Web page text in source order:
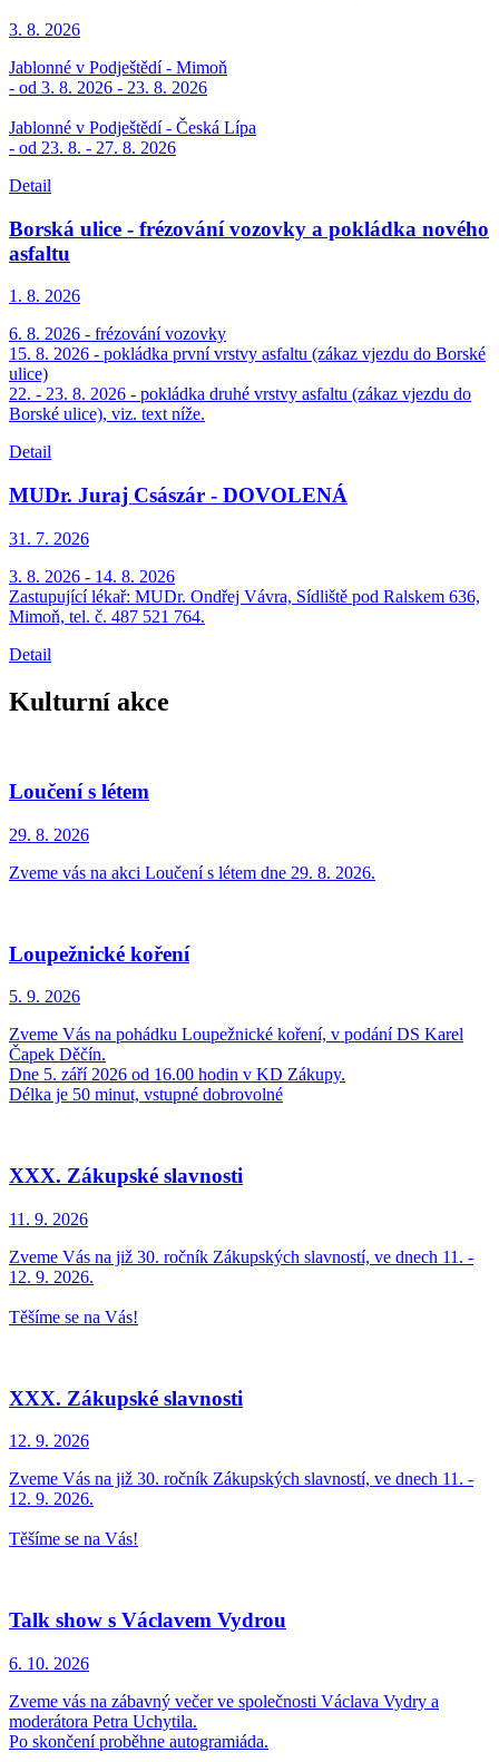
3. 8. 2026
Jablonné v Podještědí - Mimoň
- od 3. 8. 2026 - 23. 8. 2026
Jablonné v Podještědí - Česká Lípa
- od 23. 8. - 27. 8. 2026
Detail
Borská ulice - frézování vozovky a pokládka nového
asfaltu
1. 8. 2026
6. 8. 2026 - frézování vozovky
15. 8. 2026 - pokládka první vrstvy asfaltu (zákaz vjezdu do Borské
ulice)
22. - 23. 8. 2026 - pokládka druhé vrstvy asfaltu (zákaz vjezdu do
Borské ulice), viz. text níže.
Detail
MUDr. Juraj Császár - DOVOLENÁ
31. 7. 2026
3. 8. 2026 - 14. 8. 2026
Zastupující lékař: MUDr. Ondřej Vávra, Sídliště pod Ralskem 636,
Mimoň, tel. č. 487 521 764.
Detail
Kulturní akce
Loučení s létem
29. 8. 2026
Zveme vás na akci Loučení s létem dne 29. 8. 2026.
Loupežnické koření
5. 9. 2026
Zveme Vás na pohádku Loupežnické koření, v podání DS Karel
Čapek Děčín.
Dne 5. září 2026 od 16.00 hodin v KD Zákupy.
Délka je 50 minut, vstupné dobrovolné
XXX. Zákupské slavnosti
11. 9. 2026
Zveme Vás na již 30. ročník Zákupských slavností, ve dnech 11. -
12. 9. 2026.
Těšíme se na Vás!
XXX. Zákupské slavnosti
12. 9. 2026
Zveme Vás na již 30. ročník Zákupských slavností, ve dnech 11. -
12. 9. 2026.
Těšíme se na Vás!
Talk show s Václavem Vydrou
6. 10. 2026
Zveme vás na zábavný večer ve společnosti Václava Vydry a
moderátora Petra Uchytila.
Po skončení proběhne autogramiáda.